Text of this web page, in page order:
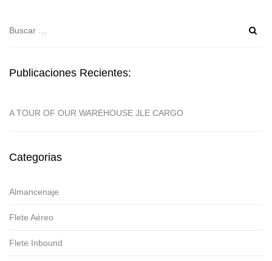
Publicaciones Recientes:
A TOUR OF OUR WAREHOUSE JLE CARGO
Categorias
Almancenaje
Flete Aéreo
Flete Inbound